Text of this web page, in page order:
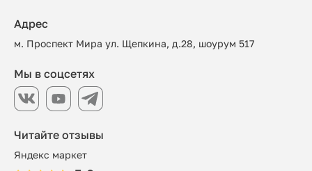
Читайте отзывы
Яндекс маркет
Адрес
м. Проспект Мира ул. Щепкина, д.28, шоурум 517
Мы в соцсетях